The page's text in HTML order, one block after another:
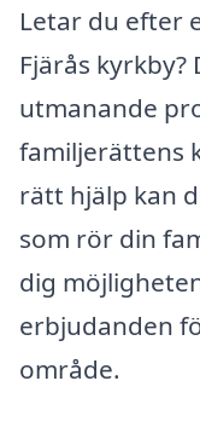
Letar du efter
Fjärås kyrkby?
utmanande
familjerättens
rätt hjälp kan
som rör din
dig
erbjudanden
område.